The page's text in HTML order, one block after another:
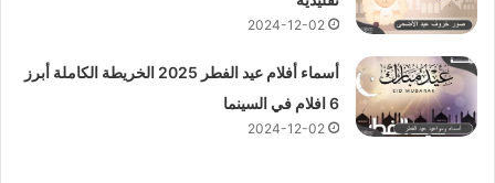
2024-12-02
أسماء أفلام عيد الفطر 2025 الخريطة الكاملة أبرز
6 افلام في السينما
2024-12-02